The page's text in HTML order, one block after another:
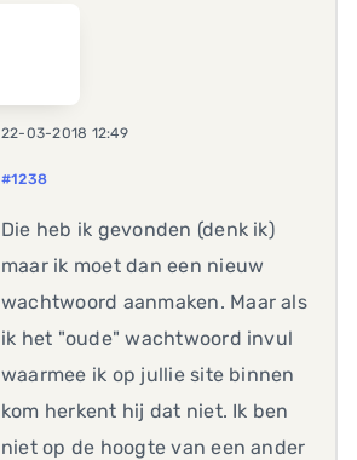
22-03-2018 12:49
#1238
Die heb ik gevonden (denk ik)
maar ik moet dan een nieuw
wachtwoord aanmaken. Maar als
ik het "oude" wachtwoord invul
waarmee ik op jullie site binnen
kom herkent hij dat niet. Ik ben
niet op de hoogte van een ander